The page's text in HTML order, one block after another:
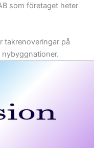
som företaget heter
takrenoveringar på